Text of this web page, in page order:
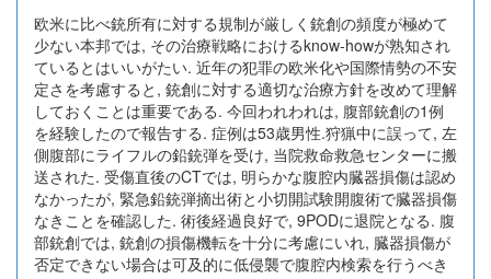
欧米に比べ銃所有に対する規制が厳しく銃創の頻度が極めて
少ない本邦では, その治療戦略におけるknow-howが熟知され
ているとはいいがたい. 近年の犯罪の欧米化や国際情勢の不安
定さを考慮すると, 銃創に対する適切な治療方針を改めて理解
しておくことは重要である. 今回われわれは, 腹部銃創の1例
を経験したので報告する. 症例は53歳男性.狩猟中に誤って, 左
側腹部にライフルの鉛銃弾を受け, 当院救命救急センターに搬
送された. 受傷直後のCTでは, 明らかな腹腔内臓器損傷は認め
なかったが, 緊急鉛銃弾摘出術と小切開試験開腹術で臓器損傷
なきことを確認した. 術後経過良好で, 9PODに退院となる. 腹
部銃創では, 銃創の損傷機転を十分に考慮にいれ, 臓器損傷が
否定できない場合は可及的に低侵襲で腹腔内検索を行うべき